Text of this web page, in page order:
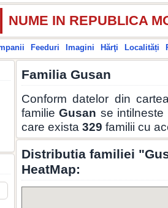
NUME IN REPUBLICA
Feeduri Imagini Hărţi Localități
Familia Gusan
Conform datelor din
familieGusan se
care exista 329 familii cu
Distributia familiei
HeatMap: